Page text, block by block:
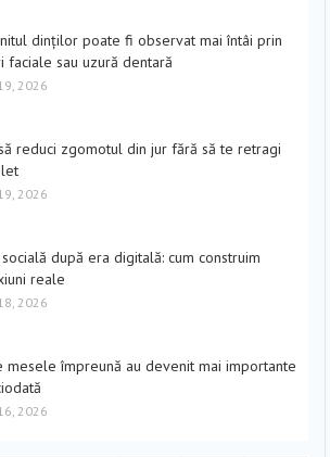
dinților poate fi observat mai întâi prin
faciale sau uzură dentară
2026
reduci zgomotul din jur fără să te retragi
2026
după era digitală: cum construim
reale
2026
mesele împreună au devenit mai importante
2026